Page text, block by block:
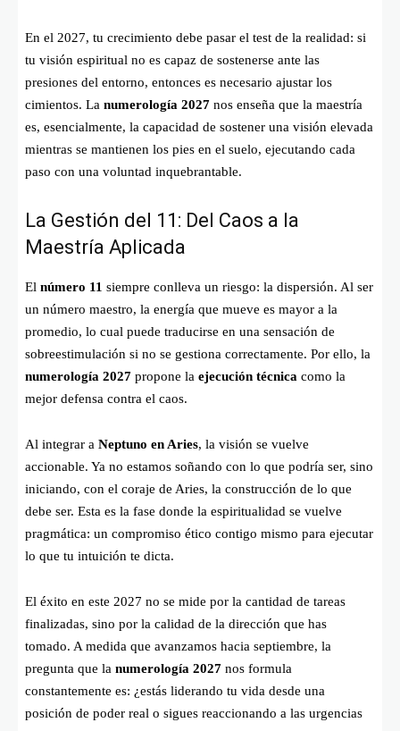
En el 2027, tu crecimiento debe pasar el test de la realidad: si
tu visión espiritual no es capaz de sostenerse ante las
presiones del entorno, entonces es necesario ajustar los
cimientos. La numerología 2027 nos enseña que la maestría
es, esencialmente, la capacidad de sostener una visión elevada
mientras se mantienen los pies en el suelo, ejecutando cada
paso con una voluntad inquebrantable.
La Gestión del 11: Del Caos a la
Maestría Aplicada
El número 11 siempre conlleva un riesgo: la dispersión. Al ser
un número maestro, la energía que mueve es mayor a la
promedio, lo cual puede traducirse en una sensación de
sobreestimulación si no se gestiona correctamente. Por ello, la
numerología 2027 propone la ejecución técnica como la
mejor defensa contra el caos.
Al integrar a Neptuno en Aries, la visión se vuelve
accionable. Ya no estamos soñando con lo que podría ser, sino
iniciando, con el coraje de Aries, la construcción de lo que
debe ser. Esta es la fase donde la espiritualidad se vuelve
pragmática: un compromiso ético contigo mismo para ejecutar
lo que tu intuición te dicta.
El éxito en este 2027 no se mide por la cantidad de tareas
finalizadas, sino por la calidad de la dirección que has
tomado. A medida que avanzamos hacia septiembre, la
pregunta que la numerología 2027 nos formula
constantemente es: ¿estás liderando tu vida desde una
posición de poder real o sigues reaccionando a las urgencias